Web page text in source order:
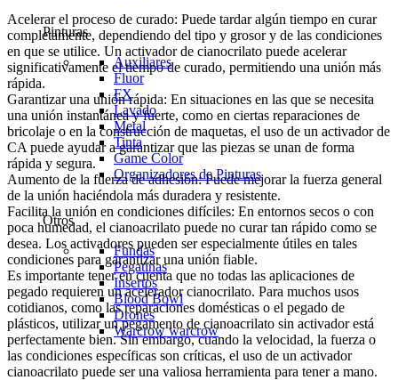
Pinturas
Auxiliares
Fluor
FX
Lavado
Metal
Tinta
Game Color
Organizadores de Pinturas
Otros
Fundas
Pegatinas
Insertos
Blood Bowl
Drones
Warcrowwarcrow
Acelerar el proceso de curado: Puede tardar algún tiempo en curar
completamente, dependiendo del tipo y grosor y de las condiciones
en que se utilice. Un activador de cianocrilato puede acelerar
significativamente el tiempo de curado, permitiendo una unión más
rápida.
Garantizar una unión rápida: En situaciones en las que se necesita
una unión instantánea y fuerte, como en ciertas reparaciones de
bricolaje o en la construcción de maquetas, el uso de un activador de
CA puede ayudar a garantizar que las piezas se unan de forma
rápida y segura.
Aumento de la fuerza de adhesión: Puede mejorar la fuerza general
de la unión haciéndola más duradera y resistente.
Facilita la unión en condiciones difíciles: En entornos secos o con
poca humedad, el cianoacrilato puede no curar tan rápido como se
desea. Los activadores pueden ser especialmente útiles en tales
condiciones para garantizar una unión fiable.
Es importante tener en cuenta que no todas las aplicaciones de
pegado requieren un acelerador cianocrilato. Para muchos usos
cotidianos, como las reparaciones domésticas o el pegado de
plásticos, utilizar un pegamento de cianoacrilato sin activador está
perfectamente bien. Sin embargo, cuando la velocidad, la fuerza o
las condiciones específicas son críticas, el uso de un activador
cianoacrilato puede ser una valiosa herramienta para tener a mano.